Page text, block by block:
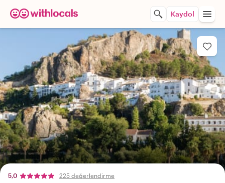
Kaydol
5,0 225 değerlendirme